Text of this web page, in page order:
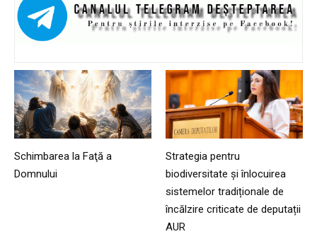
Schimbarea la Faţă a
Domnului
Strategia pentru
biodiversitate și înlocuirea
sistemelor tradiționale de
încălzire criticate de deputații
AUR